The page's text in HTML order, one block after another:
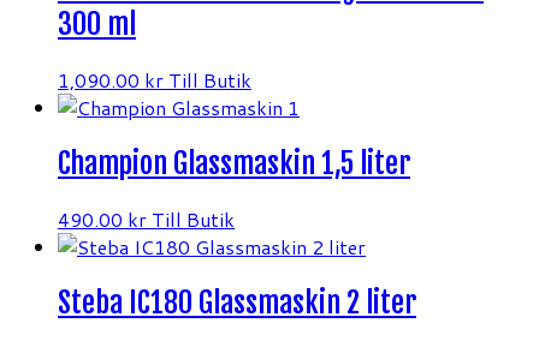
300 ml
1,090.00 kr Till Butik
Champion Glassmaskin 1,5 liter
490.00 kr Till Butik
Steba IC180 Glassmaskin 2 liter